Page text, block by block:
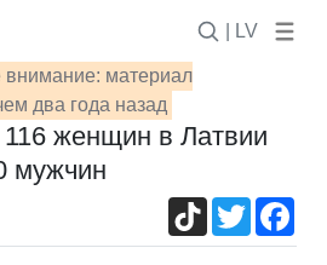
| LV
внимание: материал
два года назад
116 женщин в Латвии
мужчин
TikTokTwitter